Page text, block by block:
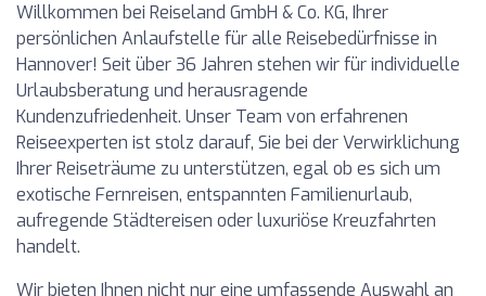
Willkommen bei Reiseland GmbH & Co. KG, Ihrer
persönlichen Anlaufstelle für alle Reisebedürfnisse in
Hannover! Seit über 36 Jahren stehen wir für individuelle
Urlaubsberatung und herausragende
Kundenzufriedenheit. Unser Team von erfahrenen
Reiseexperten ist stolz darauf, Sie bei der Verwirklichung
Ihrer Reiseträume zu unterstützen, egal ob es sich um
exotische Fernreisen, entspannten Familienurlaub,
aufregende Städtereisen oder luxuriöse Kreuzfahrten
handelt.
Wir bieten Ihnen nicht nur eine umfassende Auswahl an